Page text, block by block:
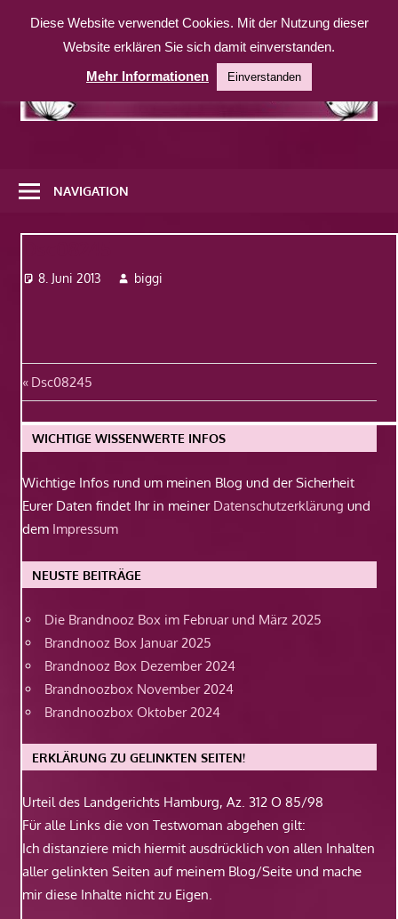
Inhalt
weitere
Website
NAVIGATION
8. Juni 2013 biggi
Beitragsnavigation
Vorheriger
Beitrag:
Dsc08245
WICHTIGE WISSENWERTE INFOS
Wichtige Infos rund um meinen Blog und der Sicherheit
Eurer Daten findet Ihr in meiner Datenschutzerklärung und
dem Impressum
NEUSTE BEITRÄGE
Die Brandnooz Box im Februar und März 2025
Brandnooz Box Januar 2025
Brandnooz Box Dezember 2024
Brandnoozbox November 2024
Brandnoozbox Oktober 2024
ERKLÄRUNG ZU GELINKTEN SEITEN!
Urteil des Landgerichts Hamburg, Az. 312 O 85/98
Für alle Links die von Testwoman abgehen gilt:
Ich distanziere mich hiermit ausdrücklich von allen Inhalten
aller gelinkten Seiten auf meinem Blog/Seite und mache
mir diese Inhalte nicht zu Eigen.
Diese Website verwendet Cookies. Mit der Nutzung dieser
Website erklären Sie sich damit einverstanden.
Mehr Informationen
Einverstanden